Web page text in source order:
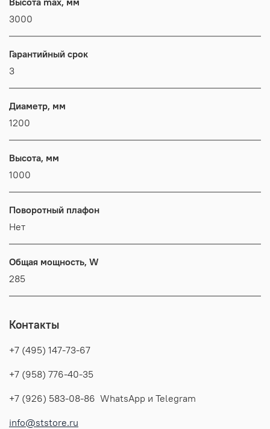
3000
Гарантийный срок
3
Диаметр, мм
1200
Высота, мм
1000
Поворотный плафон
Нет
Общая мощность, W
285
Контакты
+7 (495) 147-73-67
+7 (958) 776-40-35
+7 (926) 583-08-86 WhatsApp и Telegram
info@ststore.ru